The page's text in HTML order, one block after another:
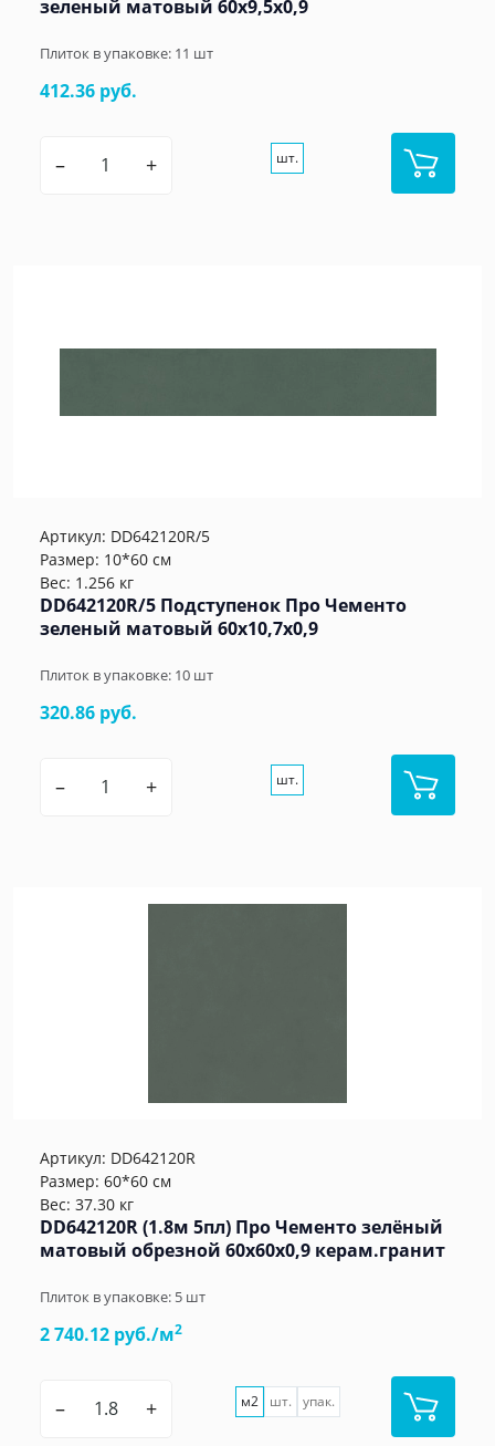
зеленый матовый 60x9,5x0,9
Плиток в упаковке: 11 шт
412.36 руб.
– + шт.
Артикул: DD642120R/5
Размер: 10*60 см
Вес: 1.256 кг
DD642120R/5 Подступенок Про Чементо
зеленый матовый 60x10,7x0,9
Плиток в упаковке: 10 шт
320.86 руб.
– + шт.
Артикул: DD642120R
Размер: 60*60 см
Вес: 37.30 кг
DD642120R (1.8м 5пл) Про Чементо зелёный
матовый обрезной 60x60x0,9 керам.гранит
Плиток в упаковке: 5 шт
2 740.12 руб./м2
– + м2 шт. упак.